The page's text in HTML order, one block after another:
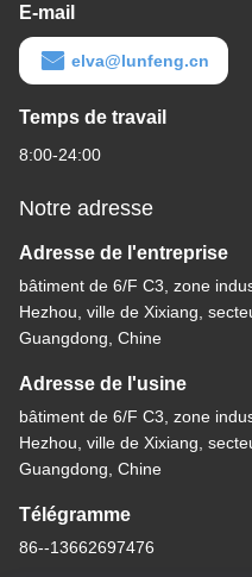
E-mail
elva@lunfeng.cn
Temps de travail
8:00-24:00
Notre adresse
Adresse de l'entreprise
bâtiment de 6/F C3, zone
Hezhou, ville de Xixiang,
Guangdong, Chine
Adresse de l'usine
bâtiment de 6/F C3, zone
Hezhou, ville de Xixiang,
Guangdong, Chine
Télégramme
86--13662697476